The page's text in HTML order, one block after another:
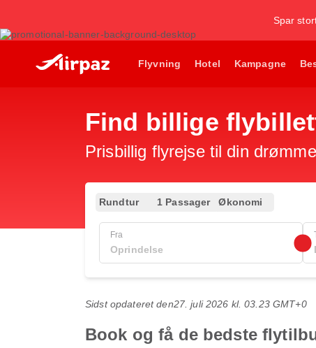
Spar
Flyvning Hotel Kampagne
Find billige
Prisbillig flyrejse til din
Rundtur 1 Passager Økonomi
Fra
Sidst opdateret den27. juli 2026 kl. 03.23 GMT+0
Book og få de bedste